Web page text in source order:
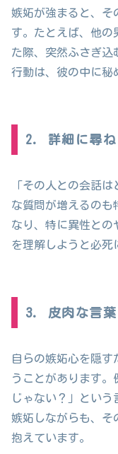
嫉妬が強まると、そ
す。たとえば、他の
た際、突然ふさぎ込
行動は、彼の中に秘
2. 詳細に尋ね
「その人との会話
な質問が増えるのも
なり、特に異性との
を理解しようと必死
3. 皮肉な言葉
自らの嫉妬心を隠
うことがあります
じゃない？」とい
嫉妬しながらも、そ
抱えています。